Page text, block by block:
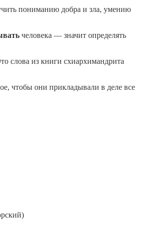
пониманию добра и зла, умению
человека — значит определять
слова из книги схиархимандрита
чтобы они прикладывали в деле все